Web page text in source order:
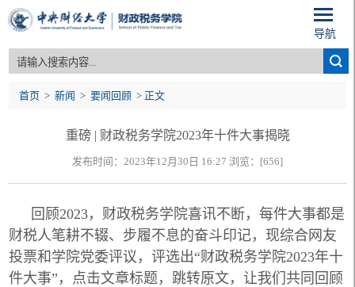
导航
首页 > 新闻 > 要闻回顾 > 正文
重磅 | 财政税务学院2023年十件大事揭晓
发布时间：2023年12月30日 16:27 浏览：[656]
回顾2023，财政税务学院喜讯不断，每件大事都是
财税人笔耕不辍、步履不息的奋斗印记，现综合网友
投票和学院党委评议，评选出“财政税务学院2023年十
件大事”，点击文章标题，跳转原文，让我们共同回顾